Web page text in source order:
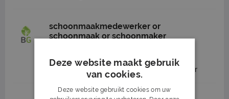
schoonmaakmedewerker or
schoonmaak or schoonmaker
15,52 tot 17,05 per maand 0 - 38 uur
Deze website maakt gebruik
van cookies.
Deze website gebruikt cookies om uw